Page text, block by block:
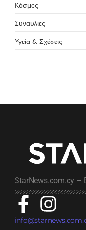
Κόσμος
Συναυλιες
Υγεία & Σχέσεις
StarNews.com.cy –